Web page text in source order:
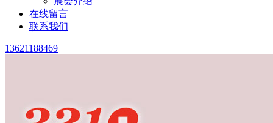
在线留言
联系我们
13621188469